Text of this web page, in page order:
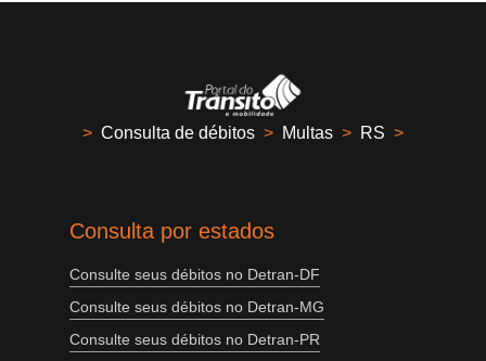
> Consulta de débitos > Multas > RS >
Consulta por estados
Consulte seus débitos no Detran-DF
Consulte seus débitos no Detran-MG
Consulte seus débitos no Detran-PR